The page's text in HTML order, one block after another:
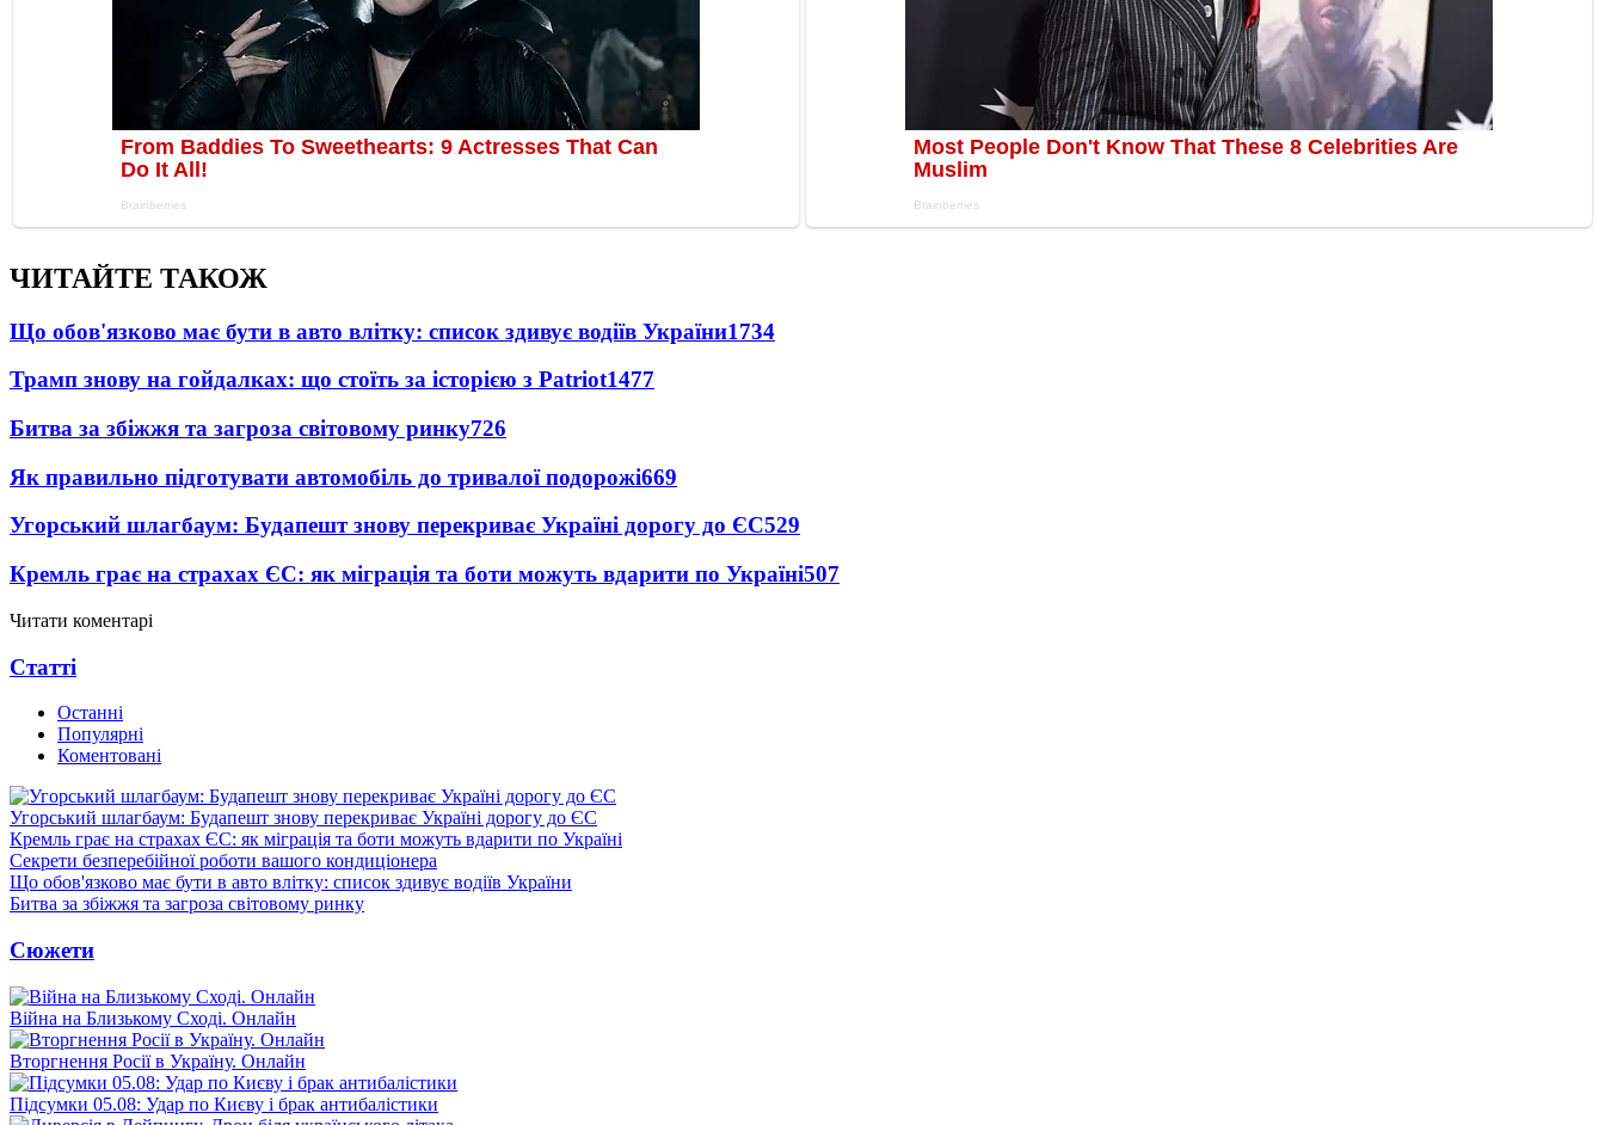
ЧИТАЙТЕ ТАКОЖ
Що обов'язково має бути в авто влітку: список здивує водіїв України1734
Трамп знову на гойдалках: що стоїть за історією з Patriot1477
Битва за збіжжя та загроза світовому ринку726
Як правильно підготувати автомобіль до тривалої подорожі669
Угорський шлагбаум: Будапешт знову перекриває Україні дорогу до ЄС529
Кремль грає на страхах ЄС: як міграція та боти можуть вдарити по Україні507
Читати коментарі
Статті
Останні
Популярні
Коментовані
Угорський шлагбаум: Будапешт знову перекриває Україні дорогу до ЄС
Кремль грає на страхах ЄС: як міграція та боти можуть вдарити по Україні
Секрети безперебійної роботи вашого кондиціонера
Що обов'язково має бути в авто влітку: список здивує водіїв України
Битва за збіжжя та загроза світовому ринку
Сюжети
Війна на Близькому Сході. Онлайн
Вторгнення Росії в Україну. Онлайн
Підсумки 05.08: Удар по Києву і брак антибалістики